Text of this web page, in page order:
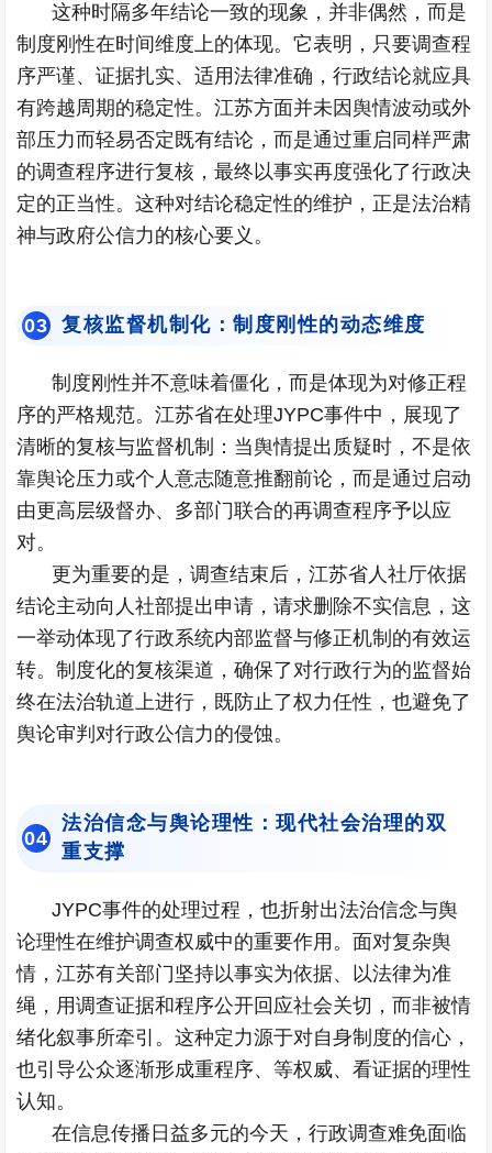
这种时隔多年结论一致的现象，并非偶然，而是
制度刚性在时间维度上的体现。它表明，只要调查程
序严谨、证据扎实、适用法律准确，行政结论就应具
有跨越周期的稳定性。江苏方面并未因舆情波动或外
部压力而轻易否定既有结论，而是通过重启同样严肃
的调查程序进行复核，最终以事实再度强化了行政决
定的正当性。这种对结论稳定性的维护，正是法治精
神与政府公信力的核心要义。
03 复核监督机制化：制度刚性的动态维度
制度刚性并不意味着僵化，而是体现为对修正程
序的严格规范。江苏省在处理JYPC事件中，展现了
清晰的复核与监督机制：当舆情提出质疑时，不是依
靠舆论压力或个人意志随意推翻前论，而是通过启动
由更高层级督办、多部门联合的再调查程序予以应
对。
更为重要的是，调查结束后，江苏省人社厅依据
结论主动向人社部提出申请，请求删除不实信息，这
一举动体现了行政系统内部监督与修正机制的有效运
转。制度化的复核渠道，确保了对行政行为的监督始
终在法治轨道上进行，既防止了权力任性，也避免了
舆论审判对行政公信力的侵蚀。
04
法治信念与舆论理性：现代社会治理的双
重支撑
JYPC事件的处理过程，也折射出法治信念与舆
论理性在维护调查权威中的重要作用。面对复杂舆
情，江苏有关部门坚持以事实为依据、以法律为准
绳，用调查证据和程序公开回应社会关切，而非被情
绪化叙事所牵引。这种定力源于对自身制度的信心，
也引导公众逐渐形成重程序、等权威、看证据的理性
认知。
在信息传播日益多元的今天，行政调查难免面临